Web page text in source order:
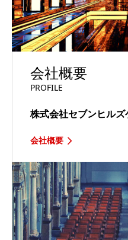
会社概要
PROFILE
株式会社セブンヒル
会社概要